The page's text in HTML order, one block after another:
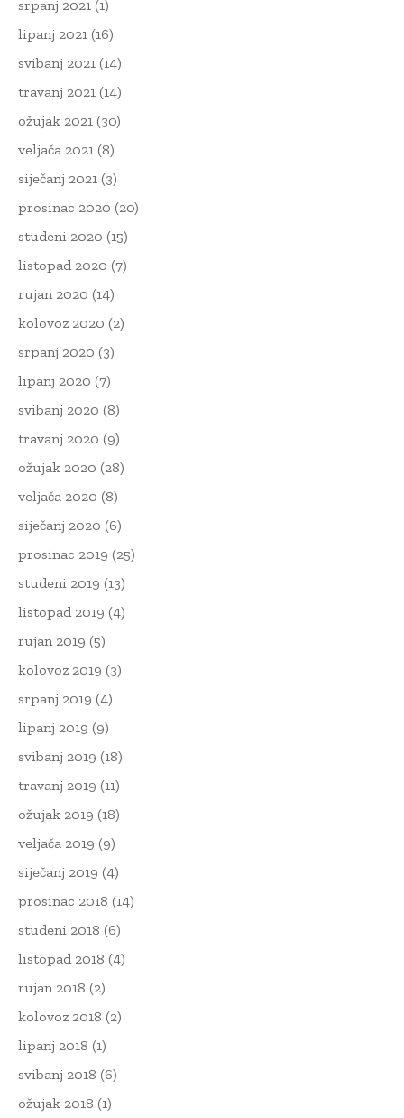
srpanj 2021 (1)
lipanj 2021 (16)
svibanj 2021 (14)
travanj 2021 (14)
ožujak 2021 (30)
veljača 2021 (8)
siječanj 2021 (3)
prosinac 2020 (20)
studeni 2020 (15)
listopad 2020 (7)
rujan 2020 (14)
kolovoz 2020 (2)
srpanj 2020 (3)
lipanj 2020 (7)
svibanj 2020 (8)
travanj 2020 (9)
ožujak 2020 (28)
veljača 2020 (8)
siječanj 2020 (6)
prosinac 2019 (25)
studeni 2019 (13)
listopad 2019 (4)
rujan 2019 (5)
kolovoz 2019 (3)
srpanj 2019 (4)
lipanj 2019 (9)
svibanj 2019 (18)
travanj 2019 (11)
ožujak 2019 (18)
veljača 2019 (9)
siječanj 2019 (4)
prosinac 2018 (14)
studeni 2018 (6)
listopad 2018 (4)
rujan 2018 (2)
kolovoz 2018 (2)
lipanj 2018 (1)
svibanj 2018 (6)
ožujak 2018 (1)